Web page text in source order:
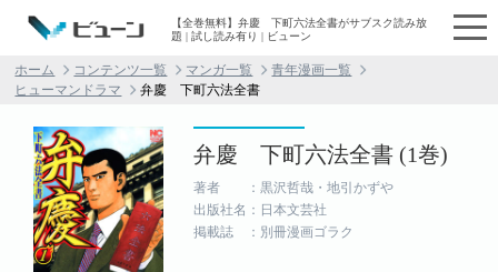
【全巻無料】弁慶 下町六法全書がサブスク読み放
題 | 試し読み有り | ビューン
ホーム コンテンツ一覧 マンガ一覧
青年漫画一覧
ヒューマンドラマ
弁慶 下町六法全書
弁慶 下町六法全書 (1巻)
著者 ：黒沢哲哉・地引かずや
出版社名：日本文芸社
掲載誌 ：別冊漫画ゴラク